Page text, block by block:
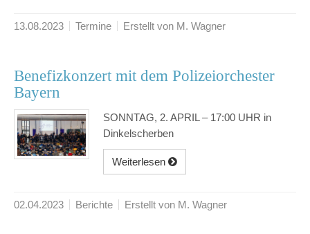
13.08.2023 Termine Erstellt von M. Wagner
Benefizkonzert mit dem Polizeiorchester
Bayern
SONNTAG, 2. APRIL – 17:00 UHR in
Dinkelscherben
Weiterlesen
02.04.2023 Berichte Erstellt von M. Wagner